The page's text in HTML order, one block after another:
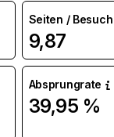
Seiten / Besuch
9,87
Absprungrate
39,95 %